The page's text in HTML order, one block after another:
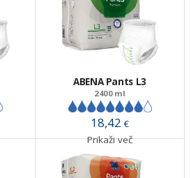
ABENA Pants L3
2400 ml
18,42 €
Prikaži več